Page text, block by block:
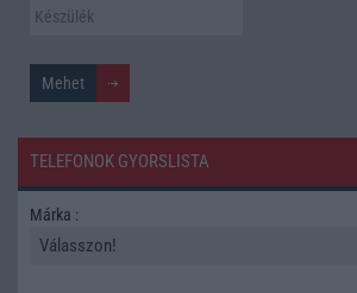
TELEFONOK GYORSLISTA
Márka :